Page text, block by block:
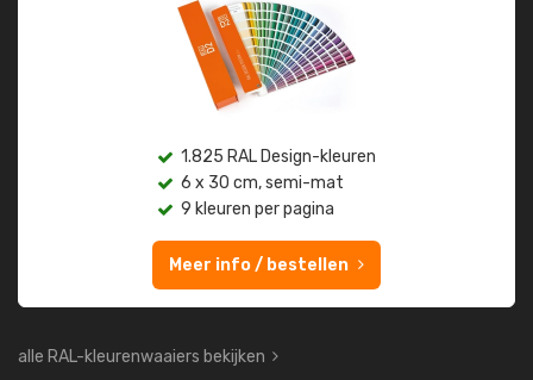
1.825 RAL Design-kleuren
6 x 30 cm, semi-mat
9 kleuren per pagina
Meer info / bestellen
alle RAL-kleurenwaaiers bekijken